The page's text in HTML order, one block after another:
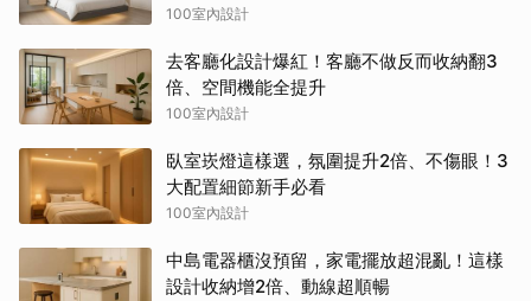
100室內設計
去客廳化設計爆紅！客廳不做反而收納翻3
倍、空間機能全提升
100室內設計
臥室崁燈這樣選，氛圍提升2倍、不傷眼！3
大配置細節新手必看
100室內設計
中島電器櫃沒預留，家電擺放超混亂！這樣
設計收納增2倍、動線超順暢